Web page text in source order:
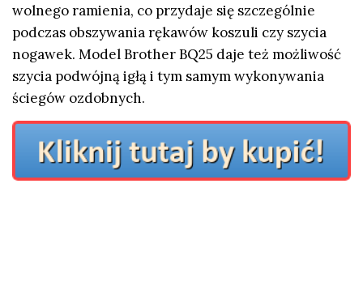
wolnego ramienia, co przydaje się szczególnie
podczas obszywania rękawów koszuli czy szycia
nogawek. Model Brother BQ25 daje też możliwość
szycia podwójną igłą i tym samym wykonywania
ściegów ozdobnych.